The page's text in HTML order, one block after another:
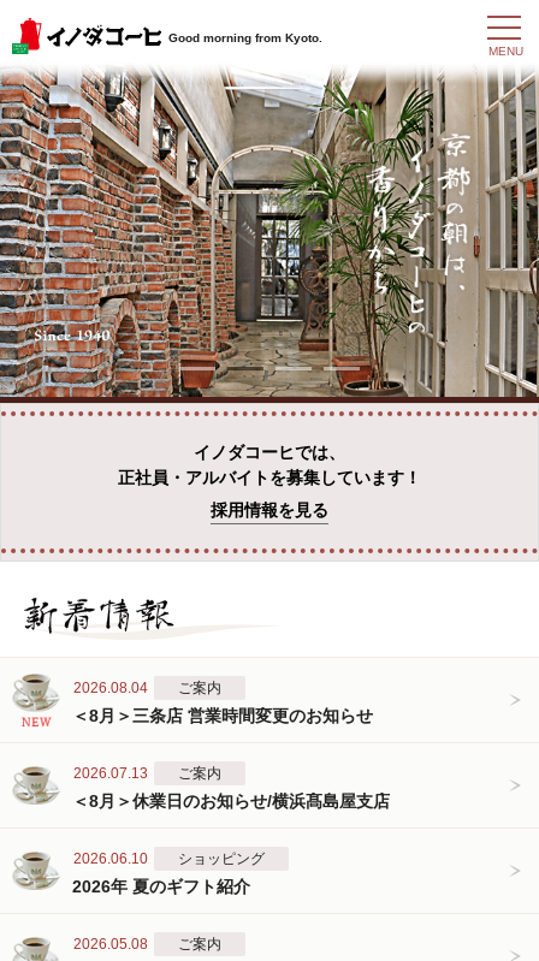
Good morning from Kyoto.
t
o
g
g
l
e
n
a
v
g
a
t
i
o
n
MENU
イノダコーヒでは、
正社員・アルバイトを募集しています！
採用情報を見る
2026.08.04 ご案内
＜8月＞三条店 営業時間変更のお知らせ
2026.07.13 ご案内
＜8月＞休業日のお知らせ/横浜髙島屋支店
2026.06.10 ショッピング
2026年 夏のギフト紹介
2026.05.08 ご案内